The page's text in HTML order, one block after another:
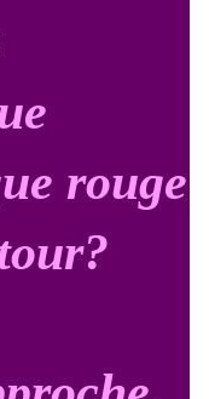
rouge